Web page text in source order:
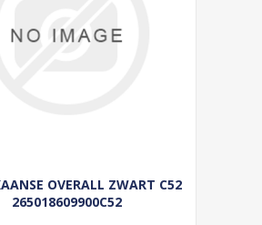
OVERALL ZWART C52
265018609900C52